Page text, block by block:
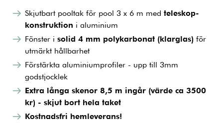
Skjutbart pooltak för pool 3 x 6 m med teleskop-
konstruktion i aluminium
Fönster i solid 4 mm polykarbonat (klarglas) för
utmärkt hållbarhet
Förstärkta aluminiumprofiler - upp till 3mm
godstjocklek
Extra långa skenor 8,5 m ingår (värde ca 3500
kr) - skjut bort hela taket
Kostnadsfri hemleverans!